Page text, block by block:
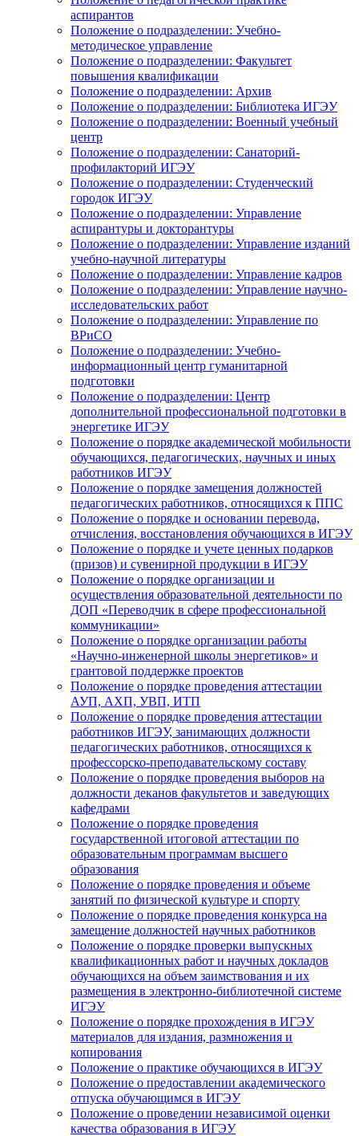
аспирантов
Положение о подразделении: Учебно-
методическое управление
Положение о подразделении: Факультет
повышения квалификации
Положение о подразделении: Архив
Положение о подразделении: Библиотека ИГЭУ
Положение о подразделении: Военный учебный
центр
Положение о подразделении: Санаторий-
профилакторий ИГЭУ
Положение о подразделении: Студенческий
городок ИГЭУ
Положение о подразделении: Управление
аспирантуры и докторантуры
Положение о подразделении: Управление изданий
учебно-научной литературы
Положение о подразделении: Управление кадров
Положение о подразделении: Управление научно-
исследовательских работ
Положение о подразделении: Управление по
ВРиСО
Положение о подразделении: Учебно-
информационный центр гуманитарной
подготовки
Положение о подразделении: Центр
дополнительной профессиональной подготовки в
энергетике ИГЭУ
Положение о порядке академической мобильности
обучающихся, педагогических, научных и иных
работников ИГЭУ
Положение о порядке замещения должностей
педагогических работников, относящихся к ППС
Положение о порядке и основании перевода,
отчисления, восстановления обучающихся в ИГЭУ
Положение о порядке и учете ценных подарков
(призов) и сувенирной продукции в ИГЭУ
Положение о порядке организации и
осуществления образовательной деятельности по
ДОП «Переводчик в сфере профессиональной
коммуникации»
Положение о порядке организации работы
«Научно-инженерной школы энергетиков» и
грантовой поддержке проектов
Положение о порядке проведения аттестации
АУП, АХП, УВП, ИТП
Положение о порядке проведения аттестации
работников ИГЭУ, занимающих должности
педагогических работников, относящихся к
профессорско-преподавательскому составу
Положение о порядке проведения выборов на
должности деканов факультетов и заведующих
кафедрами
Положение о порядке проведения
государственной итоговой аттестации по
образовательным программам высшего
образования
Положение о порядке проведения и объеме
занятий по физической культуре и спорту
Положение о порядке проведения конкурса на
замещение должностей научных работников
Положение о порядке проверки выпускных
квалификационных работ и научных докладов
обучающихся на объем заимствования и их
размещения в электронно-библиотечной системе
ИГЭУ
Положение о порядке прохождения в ИГЭУ
материалов для издания, размножения и
копирования
Положение о практике обучающихся в ИГЭУ
Положение о предоставлении академического
отпуска обучающимся в ИГЭУ
Положение о проведении независимой оценки
качества образования в ИГЭУ